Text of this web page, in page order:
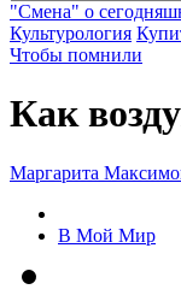
"Смена" о
Культурология
Чтобы помнили
Как
Маргарита
В Мой Мир